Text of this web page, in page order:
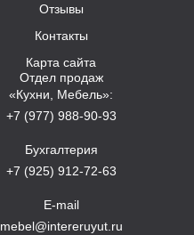
Отзывы
Контакты
Карта сайта
Отдел продаж
«Кухни, Мебель»:
+7 (977) 988-90-93
Бухгалтерия
+7 (925) 912-72-63
E-mail
mebel@intereruyut.ru